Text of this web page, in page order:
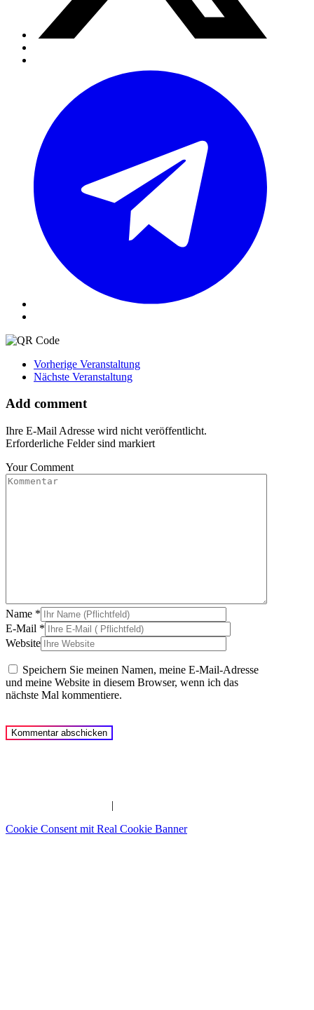
Vorherige Veranstaltung
Nächste Veranstaltung
Add comment
Ihre E-Mail Adresse wird nicht veröffentlicht.
Erforderliche Felder sind markiert
Your Comment
Name *
E-Mail *
Website
Speichern Sie meinen Namen, meine E-Mail-Adresse
und meine Website in diesem Browser, wenn ich das
nächste Mal kommentiere.
|
Cookie Consent mit Real Cookie Banner